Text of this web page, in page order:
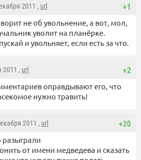
+1
2011 , url
не об увольнение, а вот, мол,
уволит на планёрке.
и увольняет, если есть за что.
+2
2011 , url
оправдывают его, что
нужно травить!
+20
2011 , url
разыграли
от имени медведева и сказать